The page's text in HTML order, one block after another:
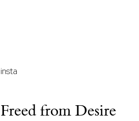
insta
Freed from Desire